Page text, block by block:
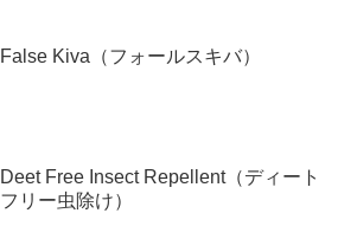
False Kiva（フォールスキバ）
Deet Free Insect Repellent（ディート
フリー虫除け）